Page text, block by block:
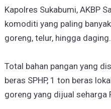
Kapolres Sukabumi, AKBP
komoditi yang paling
goreng, telur, hingga daging.
Total bahan pangan yang
beras SPHP, 1 ton beras
goreng yang dijual seharga